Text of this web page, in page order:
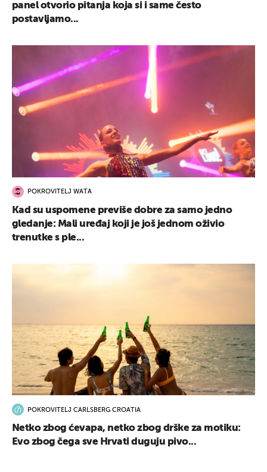
panel otvorio pitanja koja si i same često
postavljamo...
POKROVITELJ WATA
Kad su uspomene previše dobre za samo jedno
gledanje: Mali uređaj koji je još jednom oživio
trenutke s ple...
POKROVITELJ CARLSBERG CROATIA
Netko zbog ćevapa, netko zbog drške za motiku:
Evo zbog čega sve Hrvati duguju pivo...